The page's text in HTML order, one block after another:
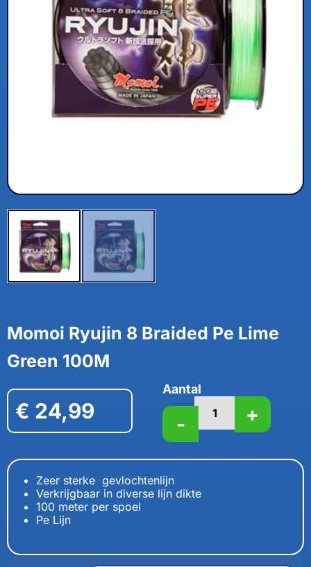
Momoi Ryujin 8 Braided Pe Lime
Green 100M
€ 24,99
Aantal
- +
Zeer sterke gevlochtenlijn
Verkrijgbaar in diverse lijn dikte
100 meter per spoel
Pe Lijn